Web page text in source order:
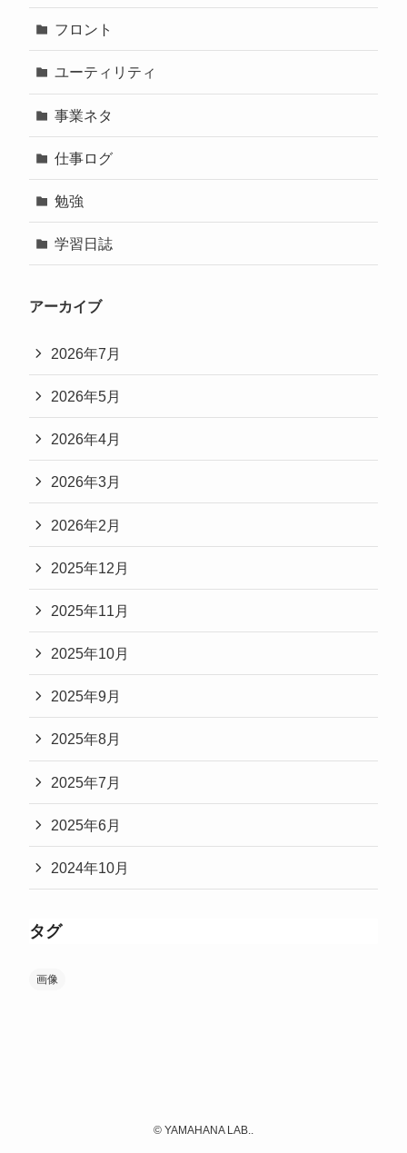
フロント
ユーティリティ
事業ネタ
仕事ログ
勉強
学習日誌
アーカイブ
2026年7月
2026年5月
2026年4月
2026年3月
2026年2月
2025年12月
2025年11月
2025年10月
2025年9月
2025年8月
2025年7月
2025年6月
2024年10月
タグ
画像
© YAMAHANA LAB..